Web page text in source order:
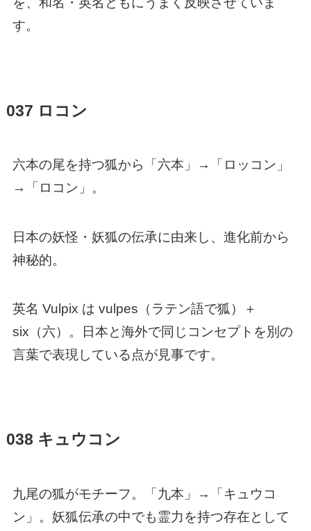
す。
037 ロコン
六本の尾を持つ狐から「六本」→「ロッコン」
→「ロコン」。
日本の妖怪・妖狐の伝承に由来し、進化前から
神秘的。
英名 Vulpix は vulpes（ラテン語で狐）＋
six（六）。日本と海外で同じコンセプトを別の
言葉で表現している点が見事です。
038 キュウコン
九尾の狐がモチーフ。「九本」→「キュウコ
ン」。妖狐伝承の中でも霊力を持つ存在として